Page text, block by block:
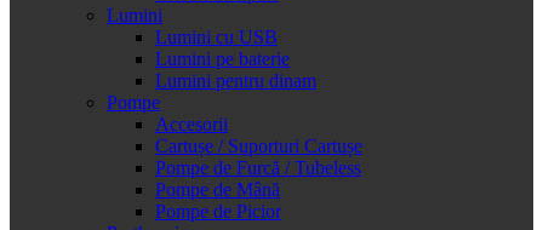
Lumini
Lumini cu USB
Lumini pe baterie
Lumini pentru dinam
Pompe
Accesorii
Cartușe / Suporturi Cartușe
Pompe de Furcă / Tubeless
Pompe de Mână
Pompe de Picior